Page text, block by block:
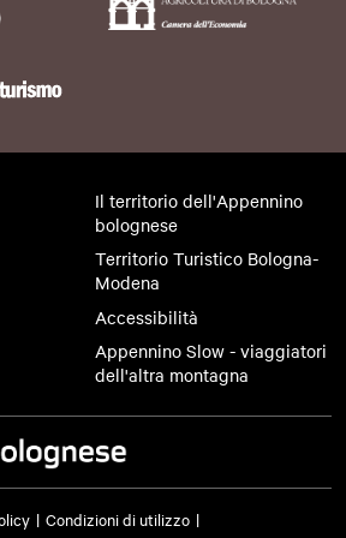
Il territorio dell'Appennino
bolognese
Territorio Turistico Bologna-
Modena
Accessibilità
Appennino Slow - viaggiatori
dell'altra montagna
Condizioni di utilizzo